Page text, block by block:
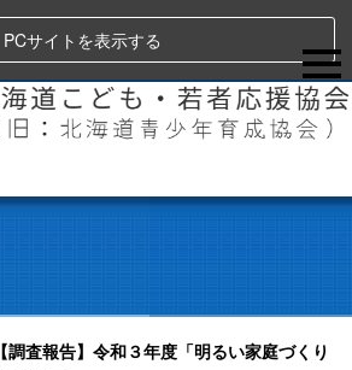
PCサイトを表示する
【調査報告】令和３年度「明るい家庭づくり